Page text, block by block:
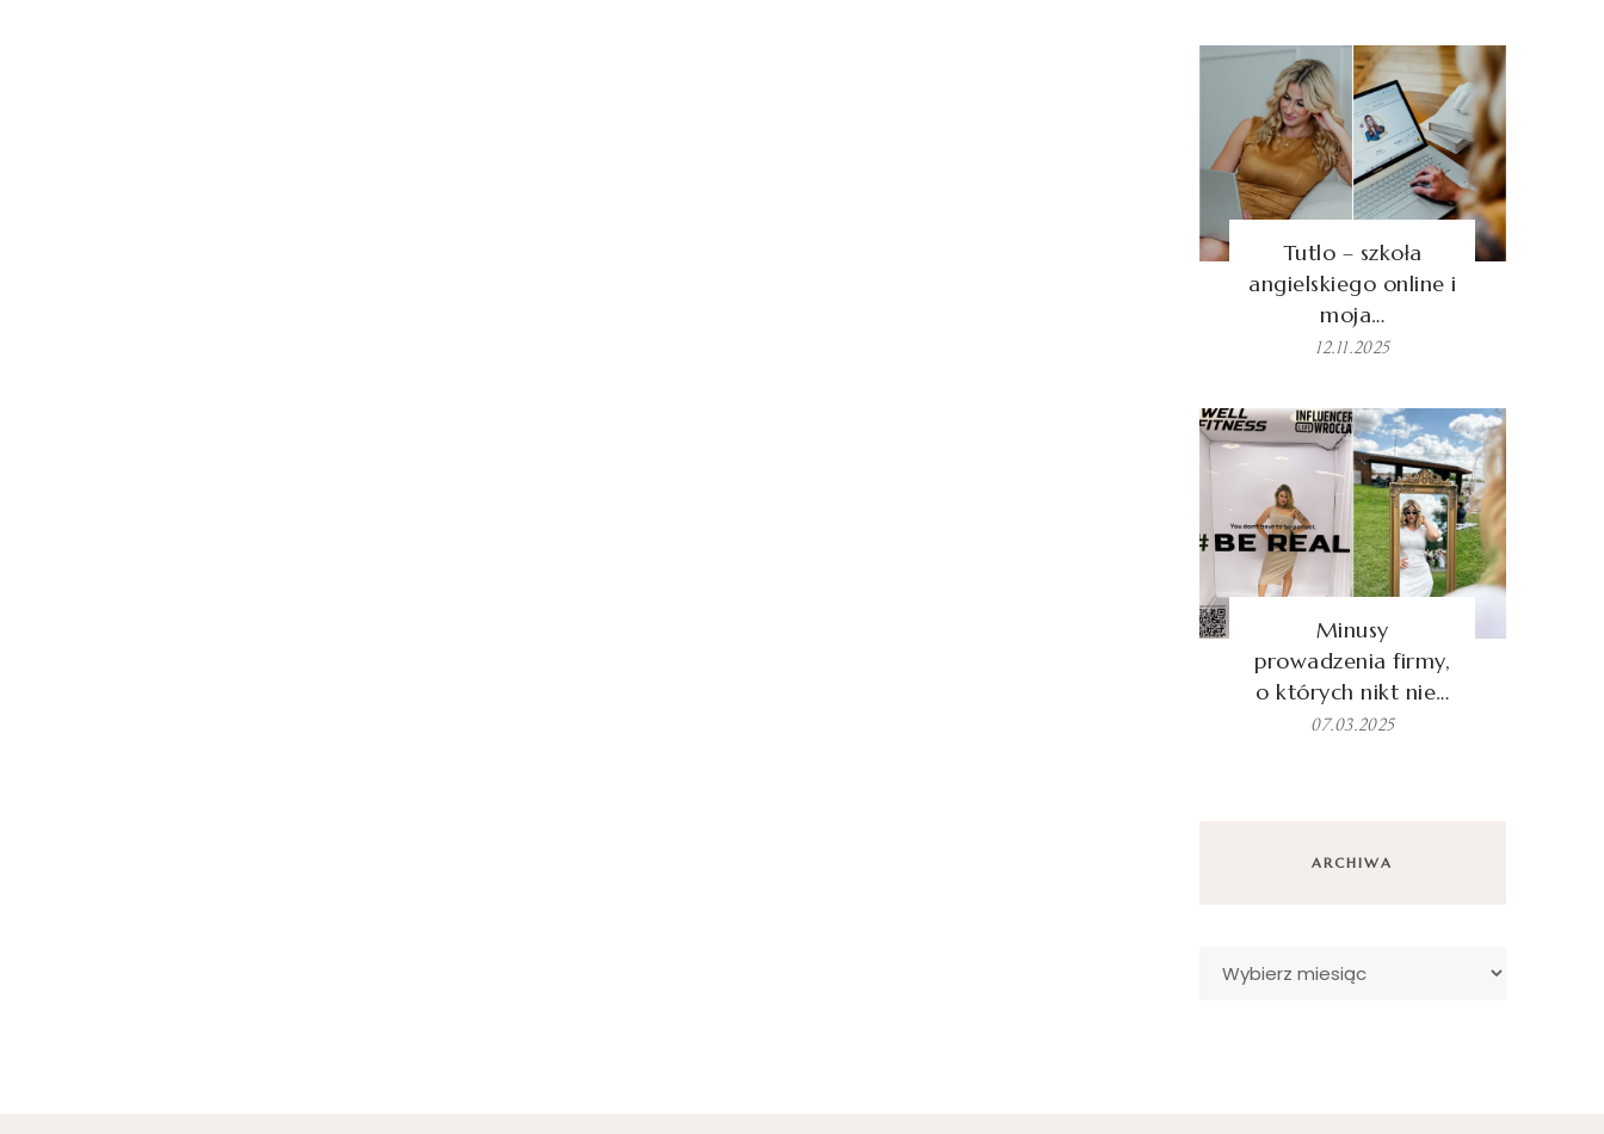
Tutlo – szkoła
angielskiego online i
moja…
12.11.2025
Minusy
prowadzenia firmy,
o których nikt nie…
07.03.2025
ARCHIWA